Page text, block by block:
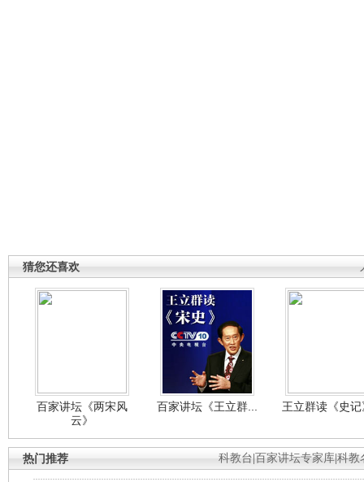
猜您还喜欢
百家讲坛《两宋风
云》
百家讲坛《王立群... 王立群读《史
科教台 百家讲坛专家库 科教
热门推荐